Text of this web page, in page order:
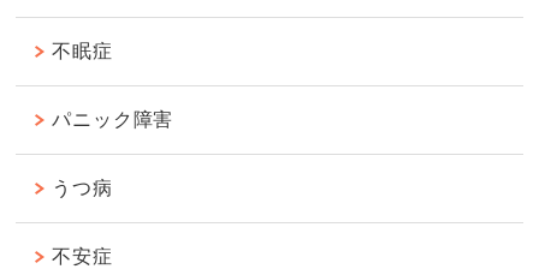
不眠症
パニック障害
うつ病
不安症